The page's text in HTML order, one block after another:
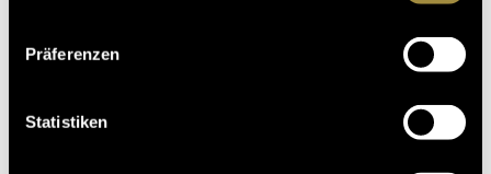
Präferenzen
Statistiken